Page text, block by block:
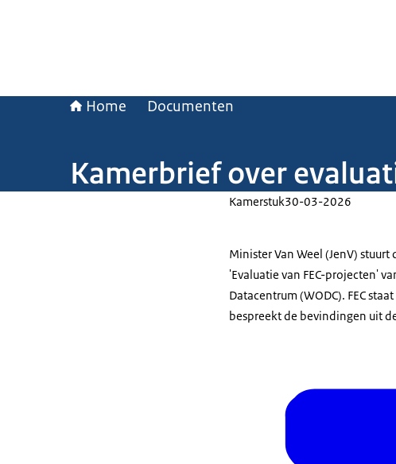
Home Documenten
Kamerbrief over
Kamerstuk30-03-2026
Minister Van Weel (JenV)
'Evaluatie van FEC-projecten'
Datacentrum (WODC). FEC
bespreekt de bevindingen uit